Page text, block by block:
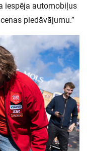
iespēja automobiļus
piedāvājumu.”